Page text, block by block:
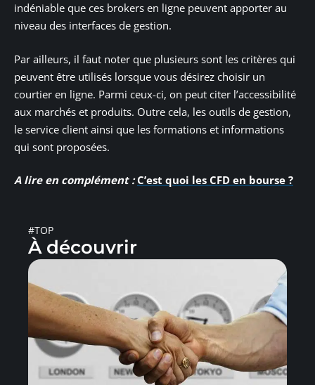
indéniable que ces brokers en ligne peuvent apporter au
niveau des interfaces de gestion.
Par ailleurs, il faut noter que plusieurs sont les critères qui
peuvent être utilisés lorsque vous désirez choisir un
courtier en ligne. Parmi ceux-ci, on peut citer l’accessibilité
aux marchés et produits. Outre cela, les outils de gestion,
le service client ainsi que les formations et informations
qui sont proposées.
A lire en complément : C’est quoi les CFD en bourse ?
#TOP
À découvrir